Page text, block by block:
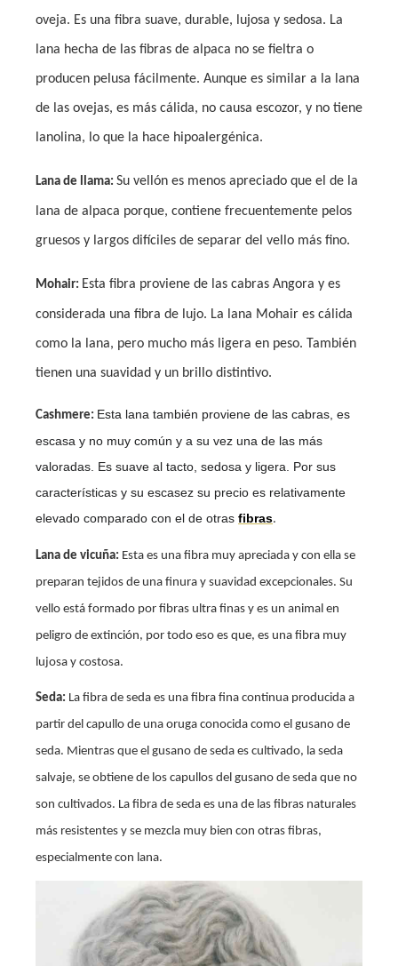
oveja. Es una fibra suave, durable, lujosa y sedosa. La
lana hecha de las fibras de alpaca no se fieltra o
producen pelusa fácilmente. Aunque es similar a la lana
de las ovejas, es más cálida, no causa escozor, y no tiene
lanolina, lo que la hace hipoalergénica.
Lana de llama: Su vellón es menos apreciado que el de la
lana de alpaca porque, contiene frecuentemente pelos
gruesos y largos difíciles de separar del vello más fino.
Mohair: Esta fibra proviene de las cabras Angora y es
considerada una fibra de lujo. La lana Mohair es cálida
como la lana, pero mucho más ligera en peso. También
tienen una suavidad y un brillo distintivo.
Cashmere: Esta lana también proviene de las cabras, es
escasa y no muy común y a su vez una de las más
valoradas. Es suave al tacto, sedosa y ligera. Por sus
características y su escasez su precio es relativamente
elevado comparado con el de otras fibras.
Lana de vicuña: Esta es una fibra muy apreciada y con ella se
preparan tejidos de una finura y suavidad excepcionales. Su
vello está formado por fibras ultra finas y es un animal en
peligro de extinción, por todo eso es que, es una fibra muy
lujosa y costosa.
Seda: La fibra de seda es una fibra fina continua producida a
partir del capullo de una oruga conocida como el gusano de
seda. Mientras que el gusano de seda es cultivado, la seda
salvaje, se obtiene de los capullos del gusano de seda que no
son cultivados. La fibra de seda es una de las fibras naturales
más resistentes y se mezcla muy bien con otras fibras,
especialmente con lana.